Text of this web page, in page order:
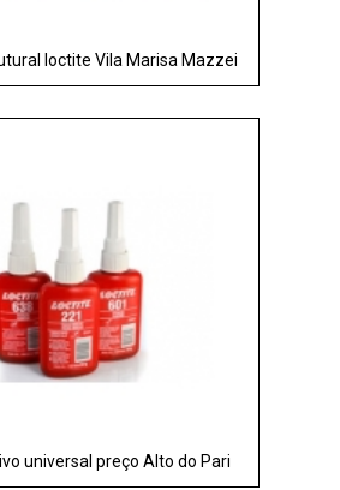
loctite Vila Marisa Mazzei
universal preço Alto do Pari